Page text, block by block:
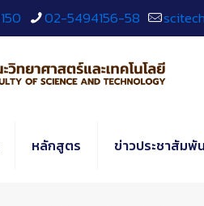
02-5494156-58
หลักสูตร ข่าวประชาสัมพั